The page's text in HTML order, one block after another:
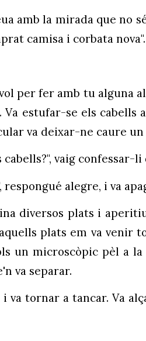
amb la mirada que no
camisa i corbata nova".
per fer amb tu alguna
estufar-se els cabells
va deixar-ne caure un
vaig confessar-li
alegre, i va
diversos plats i
plats em va venir
un microscòpic pèl a
va separar.
va tornar a tancar. Va